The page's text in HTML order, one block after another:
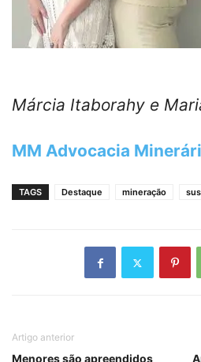
Márcia Itaborahy e
MM Advocacia
TAGS Destaque mineração
Artigo anterior
Menores são apreendidos